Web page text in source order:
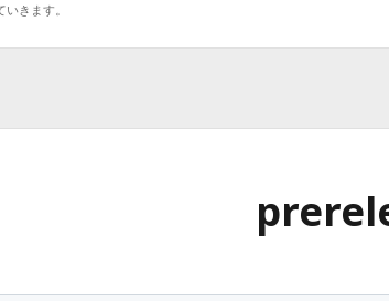
きます。
2019年4月